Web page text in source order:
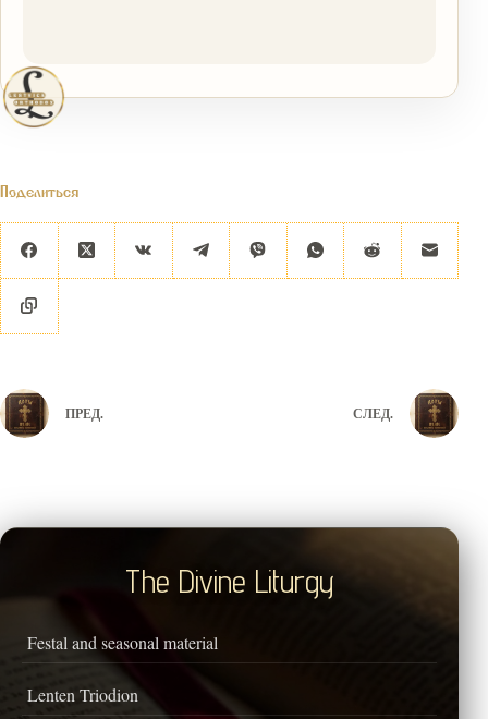
Поделиться
ПРЕД. СЛЕД.
The Divine Liturgy
Festal and seasonal material
Lenten Triodion